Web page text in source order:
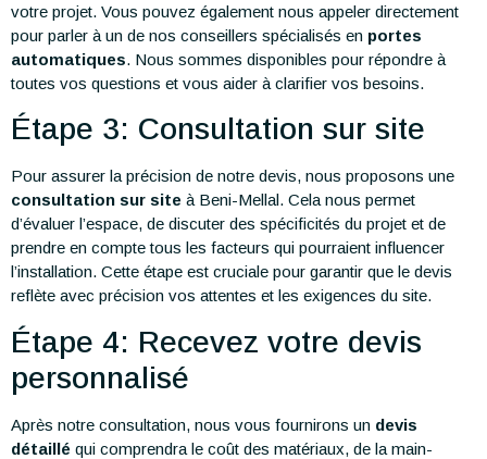
votre projet. Vous pouvez également nous appeler directement
pour parler à un de nos conseillers spécialisés en portes
automatiques. Nous sommes disponibles pour répondre à
toutes vos questions et vous aider à clarifier vos besoins.
Étape 3: Consultation sur site
Pour assurer la précision de notre devis, nous proposons une
consultation sur site à Beni-Mellal. Cela nous permet
d’évaluer l’espace, de discuter des spécificités du projet et de
prendre en compte tous les facteurs qui pourraient influencer
l’installation. Cette étape est cruciale pour garantir que le devis
reflète avec précision vos attentes et les exigences du site.
Étape 4: Recevez votre devis
personnalisé
Après notre consultation, nous vous fournirons un devis
détaillé qui comprendra le coût des matériaux, de la main-